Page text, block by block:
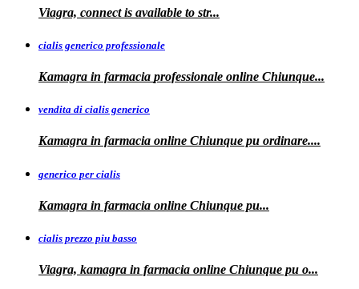
Viagra, connect is available to str...
cialis generico professionale
Kamagra in farmacia professionale online Chiunque...
vendita di cialis generico
Kamagra in farmacia online Chiunque pu ordinare....
generico per cialis
Kamagra in farmacia online Chiunque pu...
cialis prezzo piu basso
Viagra, kamagra in farmacia online Chiunque pu o...